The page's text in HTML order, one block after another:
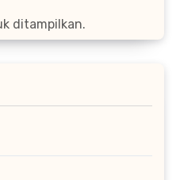
ditampilkan.